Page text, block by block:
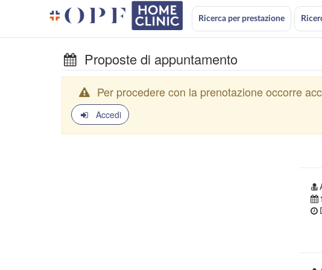
Ricerca per prestazione
Proposte di appuntamento
Per procedere con la prenotazione occorre
Accedi